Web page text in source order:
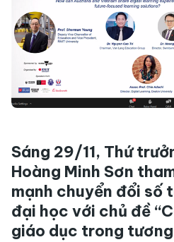
Sáng 29/11, Thứ
Hoàng Minh Sơn
mạnh chuyển đổi số
đại học với chủ đề
giáo dục trong